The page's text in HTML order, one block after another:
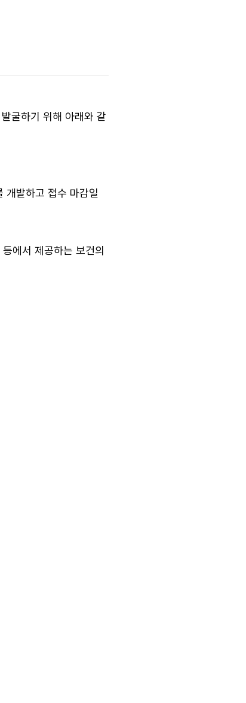
굴하기 위해 아래와 같
개발하고 접수 마감일
등에서 제공하는 보건의